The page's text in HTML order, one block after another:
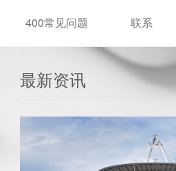
400常见问题 联系
最新资讯